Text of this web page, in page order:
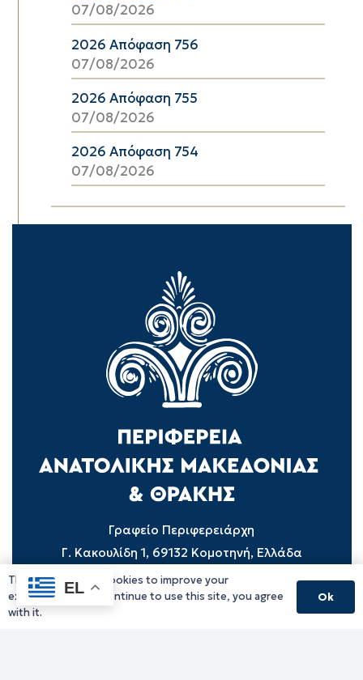
07/08/2026
2026 Απόφαση 756
07/08/2026
2026 Απόφαση 755
07/08/2026
2026 Απόφαση 754
07/08/2026
Γραφείο Περιφερειάρχη
Γ. Κακουλίδη 1, 69132 Κομοτηνή, Ελλάδα
Email:periferiarxis@pamth.gov.gr
EL
This website uses cookies to improve your
experience. If you continue to use this site, you agree
with it.
Ok